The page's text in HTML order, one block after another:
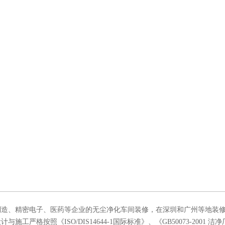
、精密电子、医药等企业的无尘净化车间装修，在深圳和广州等地装
施工严格按照《ISO/DIS14644-1国际标准》、《GB50073-2001 洁净